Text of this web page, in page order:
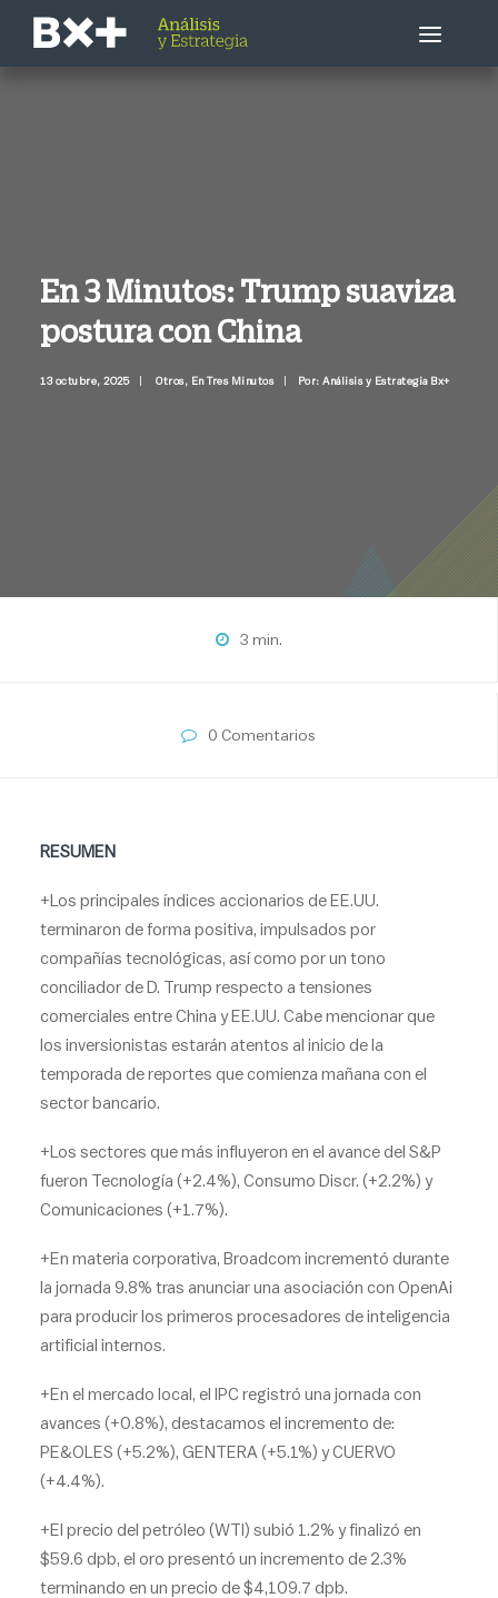
Otros
En 3 Minutos: Trump suaviza
postura con China
13 octubre, 2025 Otros, En Tres Minutos Por: Análisis y Estrategia Bx+
3 min.
0 Comentarios
RESUMEN
+Los principales índices accionarios de EE.UU.
terminaron de forma positiva, impulsados por
compañías tecnológicas, así como por un tono
conciliador de D. Trump respecto a tensiones
comerciales entre China y EE.UU. Cabe mencionar que
los inversionistas estarán atentos al inicio de la
temporada de reportes que comienza mañana con el
sector bancario.
+Los sectores que más influyeron en el avance del S&P
fueron Tecnología (+2.4%), Consumo Discr. (+2.2%) y
Comunicaciones (+1.7%).
+En materia corporativa, Broadcom incrementó durante
la jornada 9.8% tras anunciar una asociación con OpenAi
para producir los primeros procesadores de inteligencia
artificial internos.
+En el mercado local, el IPC registró una jornada con
avances (+0.8%), destacamos el incremento de:
PE&OLES (+5.2%), GENTERA (+5.1%) y CUERVO
(+4.4%).
+El precio del petróleo (WTI) subió 1.2% y finalizó en
$59.6 dpb, el oro presentó un incremento de 2.3%
terminando en un precio de $4,109.7 dpb.